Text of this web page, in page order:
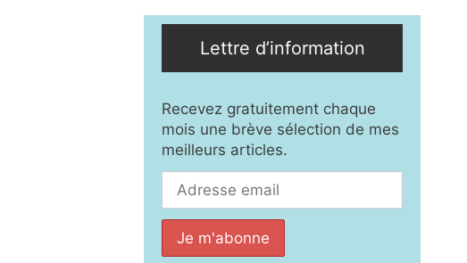
Lettre d’information
Recevez gratuitement chaque
mois une brève sélection de mes
meilleurs articles.